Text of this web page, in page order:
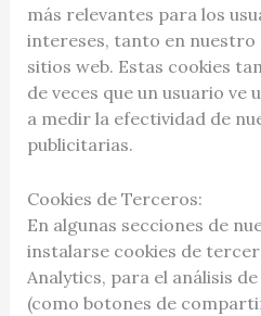
más relevantes para los
intereses, tanto en
sitios web. Estas cookies
de veces que un usuario ve
a medir la efectividad de
publicitarias.
Cookies de Terceros:
En algunas secciones de
instalarse cookies de
Analytics, para el análisis
(como botones de